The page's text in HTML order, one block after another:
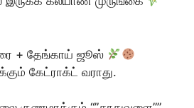
+ தேங்காய் ஜூஸ்
கேட்ராக்ட் வராது.